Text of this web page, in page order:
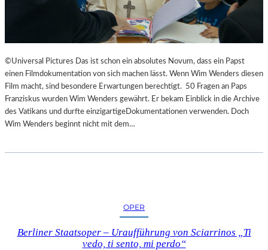
©Universal Pictures Das ist schon ein absolutes Novum, dass ein Papst
einen Filmdokumentation von sich machen lässt. Wenn Wim Wenders diesen
Film macht, sind besondere Erwartungen berechtigt. 50 Fragen an Paps
Franziskus wurden Wim Wenders gewährt. Er bekam Einblick in die Archive
des Vatikans und durfte einzigartigeDokumentationen verwenden. Doch
Wim Wenders beginnt nicht mit dem…
OPER
Berliner Staatsoper – Uraufführung von Sciarrinos „Ti
vedo, ti sento, mi perdo“